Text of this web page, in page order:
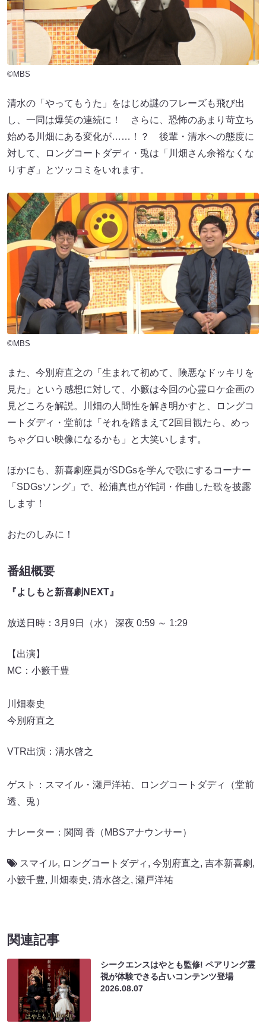
©MBS
清水の「やってもうた」をはじめ謎のフレーズも飛び出
し、一同は爆笑の連続に！ さらに、恐怖のあまり苛立ち
始める川畑にある変化が……！？ 後輩・清水への態度に
対して、ロングコートダディ・兎は「川畑さん余裕なくな
りすぎ」とツッコミをいれます。
©MBS
また、今別府直之の「生まれて初めて、険悪なドッキリを
見た」という感想に対して、小籔は今回の心霊ロケ企画の
見どころを解説。川畑の人間性を解き明かすと、ロングコ
ートダディ・堂前は「それを踏まえて2回目観たら、めっ
ちゃグロい映像になるかも」と大笑いします。
ほかにも、新喜劇座員がSDGsを学んで歌にするコーナー
「SDGsソング」で、松浦真也が作詞・作曲した歌を披露
します！
おたのしみに！
番組概要
『よしもと新喜劇NEXT』
放送日時：3月9日（水） 深夜 0:59 ～ 1:29
【出演】
MC：小籔千豊
川畑泰史
今別府直之
VTR出演：清水啓之
ゲスト：スマイル・瀬戸洋祐、ロングコートダディ（堂前
透、兎）
ナレーター：関岡 香（MBSアナウンサー）
スマイル, ロングコートダディ , 今別府直之, 吉本新喜劇 ,
小籔千豊, 川畑泰史, 清水啓之, 瀬戸洋祐
関連記事
シークエンスはやとも監修! ペアリング霊
視が体験できる占いコンテンツ登場
2026.08.07